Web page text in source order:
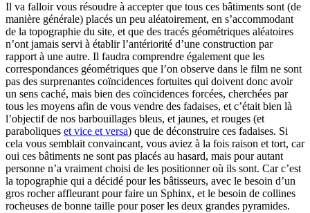
Il va falloir vous résoudre à accepter que tous ces bâtiments sont (de
manière générale) placés un peu aléatoirement, en s’accommodant
de la topographie du site, et que des tracés géométriques aléatoires
n’ont jamais servi à établir l’antériorité d’une construction par
rapport à une autre. Il faudra comprendre également que les
correspondances géométriques que l’on observe dans le film ne sont
pas des surprenantes coïncidences fortuites qui doivent donc avoir
un sens caché, mais bien des coïncidences forcées, cherchées par
tous les moyens afin de vous vendre des fadaises, et c’était bien là
l’objectif de nos barbouillages bleus, et jaunes, et rouges (et
paraboliques et vice et versa) que de déconstruire ces fadaises. Si
cela vous semblait convaincant, vous aviez à la fois raison et tort, car
oui ces bâtiments ne sont pas placés au hasard, mais pour autant
personne n’a vraiment choisi de les positionner où ils sont. Car c’est
la topographie qui a décidé pour les bâtisseurs, avec le besoin d’un
gros rocher affleurant pour faire un Sphinx, et le besoin de collines
rocheuses de bonne taille pour poser les deux grandes pyramides.